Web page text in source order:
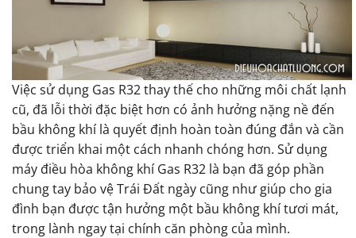
Điều hòa sử dụng gas R32
Việc sử dụng Gas R32 thay thế cho những môi chất lạnh
cũ, đã lỗi thời đặc biệt hơn có ảnh hưởng nặng nề đến
bầu không khí là quyết định hoàn toàn đúng đắn và cần
được triển khai một cách nhanh chóng hơn. Sử dụng
máy điều hòa không khí Gas R32 là bạn đã góp phần
chung tay bảo vệ Trái Đất ngày cũng như giúp cho gia
đình bạn được tận hưởng một bầu không khí tươi mát,
trong lành ngay tại chính căn phòng của mình.